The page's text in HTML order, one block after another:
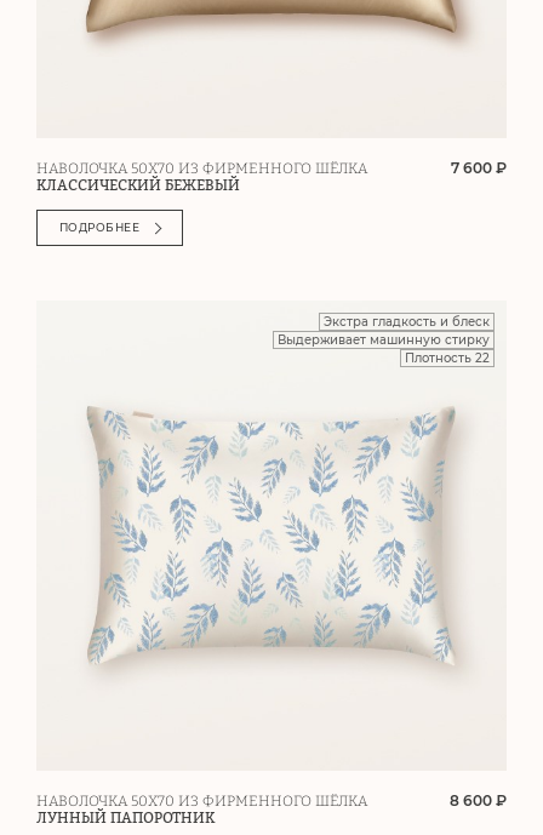
НАВОЛОЧКА 50Х70 ИЗ ФИРМЕННОГО ШЁЛКА
КЛАССИЧЕСКИЙ БЕЖЕВЫЙ
7 600 ₽
ПОДРОБНЕЕ
Экстра гладкость и блеск
Выдерживает машинную стирку
Плотность 22
НАВОЛОЧКА 50Х70 ИЗ ФИРМЕННОГО ШЁЛКА
ЛУННЫЙ ПАПОРОТНИК
8 600 ₽